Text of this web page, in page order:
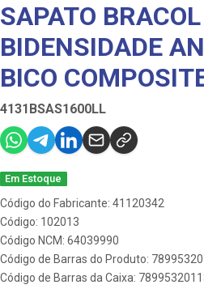
SAPATO
BIDENSIDADE
BICO
4131BSAS1600LL
Em Estoque
Código do Fabricante: 41120342
Código: 102013
Código NCM: 64039990
Código de Barras do Produto:
Código de Barras da Caixa: